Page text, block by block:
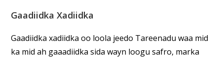
Gaadiidka Xadiidka
Gaadiidka xadiidka oo loola jeedo Tareenadu waa mid
ka mid ah gaaadiidka sida wayn loogu safro, marka